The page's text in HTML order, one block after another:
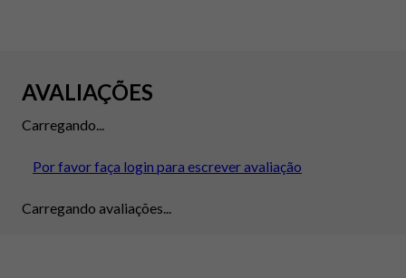
AVALIAÇÕES
Carregando...
Por favor faça login para escrever avaliação
Carregando avaliações...